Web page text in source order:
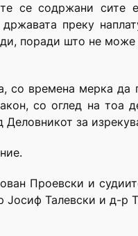
се содржани сите
преку
поради што не
времена мерка да
со оглед на тоа
Деловникот за
Проевски и
Јосиф Талевски и д-р